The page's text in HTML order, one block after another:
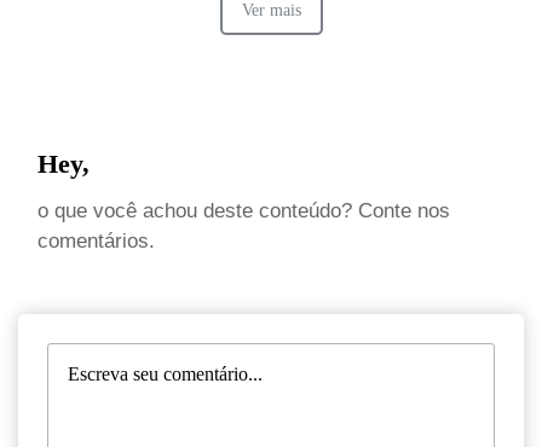
Ver mais
Hey,
o que você achou deste conteúdo? Conte nos
comentários.